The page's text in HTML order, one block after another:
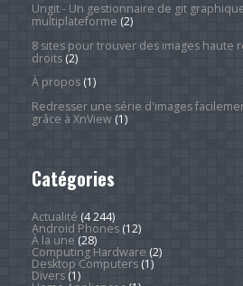
Ungit - Un gestionnaire de git
multiplateforme (2)
8 sites pour trouver des images haute
droits(2)
À propos(1)
Redresser une série d'images
grâce à XnView(1)
Catégories
Actualité (4 244)
Android Phones(12)
À la une (28)
Computing Hardware (2)
Desktop Computers(1)
Divers(1)